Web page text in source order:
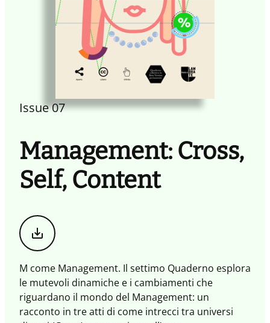
Issue 07
Management: Cross,
Self, Content
Scarica
il
magazine
M come Management. Il settimo Quaderno esplora
le mutevoli dinamiche e i cambiamenti che
riguardano il mondo del Management: un
racconto in tre atti di come intrecci tra universi